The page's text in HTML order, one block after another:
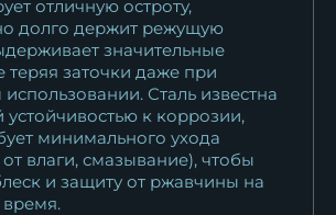
отличную остроту,
долго держит режущую
значительные
теряя заточки даже при
Сталь известна
устойчивостью к коррозии,
минимального ухода
влаги, смазывание), чтобы
и защиту от ржавчины на
время.